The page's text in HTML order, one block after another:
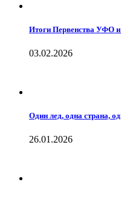
Итоги Первенства УФО
03.02.2026
Один лед, одна страна,
26.01.2026